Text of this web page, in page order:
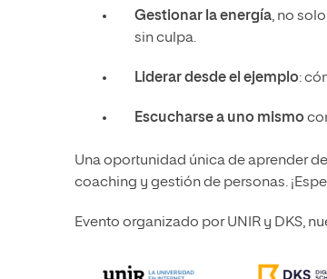
Gestionar la energía, no
sin culpa.
Liderar desde el ejemplo:
Escucharse a uno mismo
Una oportunidad única de aprender
coaching y gestión de personas.
Evento organizado por UNIR y DKS,